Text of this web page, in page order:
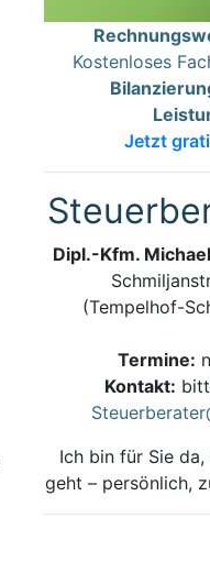
Kostenloses
Jetzt
Dipl.-Kfm.
(Tempelhof-
Termine:
Kontakt:
Ich bin für Sie
geht – persönlich,